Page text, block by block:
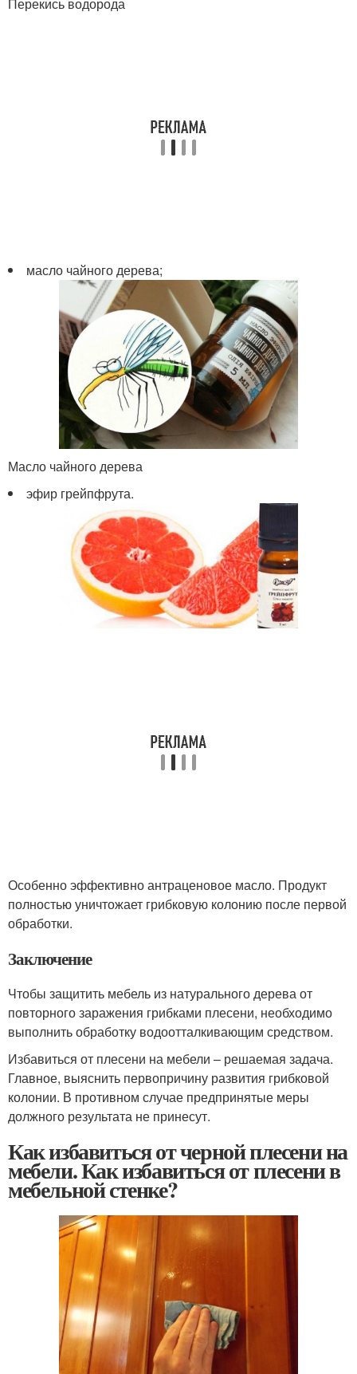
масло чайного дерева;
Масло чайного дерева
эфир грейпфрута.
Особенно эффективно антраценовое масло. Продукт
полностью уничтожает грибковую колонию после первой
обработки.
Заключение
Чтобы защитить мебель из натурального дерева от
повторного заражения грибками плесени, необходимо
выполнить обработку водоотталкивающим средством.
Избавиться от плесени на мебели – решаемая задача.
Главное, выяснить первопричину развития грибковой
колонии. В противном случае предпринятые меры
должного результата не принесут.
Как избавиться от черной плесени на
мебели. Как избавиться от плесени в
мебельной стенке?